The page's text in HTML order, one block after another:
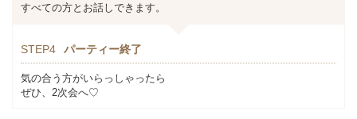
すべての方とお話しできます。
STEP4 パーティー終了
気の合う方がいらっしゃったら
ぜひ、2次会へ♡